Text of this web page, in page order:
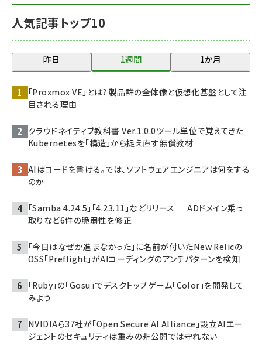
人気記事トップ10
昨日 1週間 1か月
「Proxmox VE」とは? 製品群の全体像と仮想化基盤として注
目される理由
クラウドネイティブ教科書 Ver.1.0.0――ツール単位で覚えてきた
Kubernetesを「構造」から捉え直す無償教材
AIはコードを書ける。では、ソフトウェアエンジニアは何をする
のか
「Samba 4.24.5」「4.23.11」などリリース ─ ADドメイン乗っ
取りなど6件の脆弱性を修正
「今日はなぜか進まなかった」に名前が付いた――New Relicの
OSS「Preflight」がAIコーディングのアンチパターンを検知
「Ruby」の「Gosu」でデスクトップゲーム「Color」を開発して
みよう
NVIDIAら37社が「Open Secure AI Alliance」設立――AIエー
ジェントのセキュリティは重みの非公開では守れない